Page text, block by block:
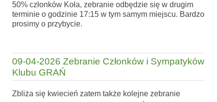
50% członków Koła, zebranie odbędzie się w drugim
terminie o godzinie 17:15 w tym samym miejscu. Bardzo
prosimy o przybycie.
09-04-2026 Zebranie Członków i Sympatyków
Klubu GRAŃ
Zbliża się kwiecień zatem także kolejne zebranie